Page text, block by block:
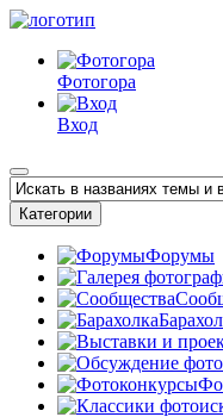
Фотогора
Вход
Категории
Форумы